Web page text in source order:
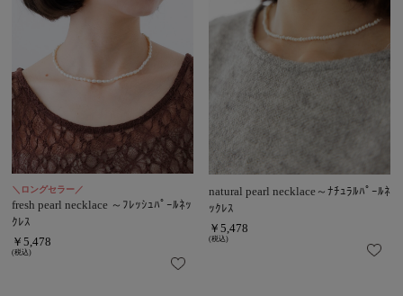
＼ロングセラー／
fresh pearl necklace ～ﾌﾚｯｼｭﾊﾟｰﾙﾈｯ
ｸﾚｽ
￥5,478
(税込)
natural pearl necklace～ﾅﾁｭﾗﾙﾊﾟｰﾙﾈ
ｯｸﾚｽ
￥5,478
(税込)